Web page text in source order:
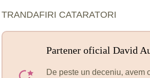
TRANDAFIRI CATARATORI
Partener oficial David
De peste un deceniu, avem